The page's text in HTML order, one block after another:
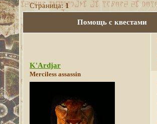
Помощь с квестами
Страница:1
K'Ardjar
Merciless assassin